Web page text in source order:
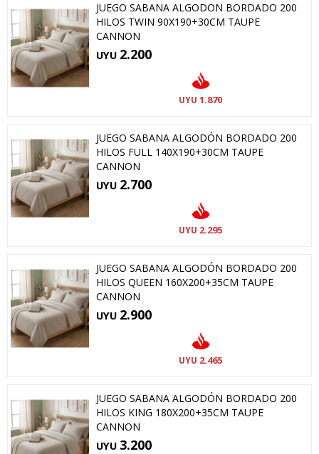
JUEGO SABANA ALGODON BORDADO 200
HILOS TWIN 90X190+30CM TAUPE
CANNON
UYU 2.200
UYU 1.870
JUEGO SABANA ALGODÓN BORDADO 200
HILOS FULL 140X190+30CM TAUPE
CANNON
UYU 2.700
UYU 2.295
JUEGO SABANA ALGODÓN BORDADO 200
HILOS QUEEN 160X200+35CM TAUPE
CANNON
UYU 2.900
UYU 2.465
JUEGO SABANA ALGODÓN BORDADO 200
HILOS KING 180X200+35CM TAUPE
CANNON
UYU 3.200